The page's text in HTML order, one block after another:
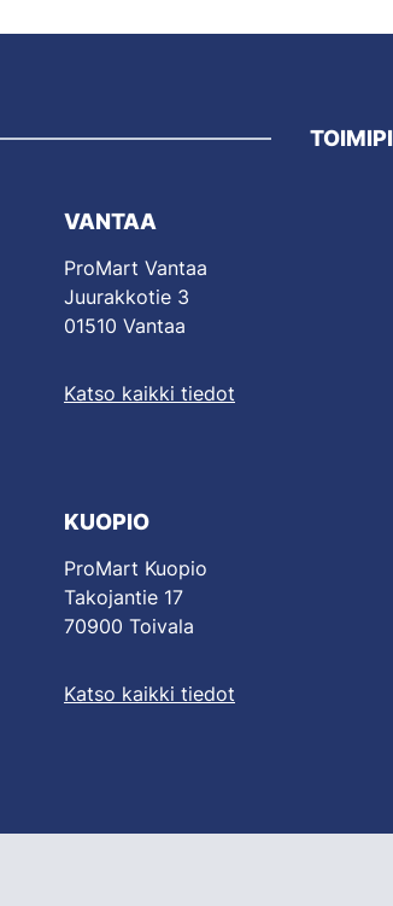
VANTAA
ProMart Vantaa
Juurakkotie 3
01510 Vantaa
Katso kaikki tiedot
KUOPIO
ProMart Kuopio
Takojantie 17
70900 Toivala
Katso kaikki tiedot